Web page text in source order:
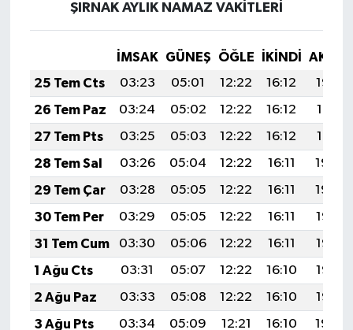
ŞIRNAK AYLIK NAMAZ VAKITLERI
İMSAK GÜNEŞ ÖĞLE İKINDI
25 Tem Cts
03:23 05:01 12:22 16:12
19:32
26 Tem Paz
03:24 05:02 12:22 16:12
19:31
27 Tem Pts
03:25 05:03 12:22 16:12
19:31
28 Tem Sal
03:26 05:04 12:22 16:11
19:30
29 Tem Çar
03:28 05:05 12:22 16:11
19:29
30 Tem Per
03:29 05:05 12:22 16:11
19:28
31 Tem Cum
03:30 05:06 12:22 16:11
19:27
1 Ağu Cts
03:31 05:07 12:22 16:10
19:26
2 Ağu Paz
03:33 05:08 12:22 16:10
19:25
3 Ağu Pts
03:34 05:09 12:21 16:10
19:24